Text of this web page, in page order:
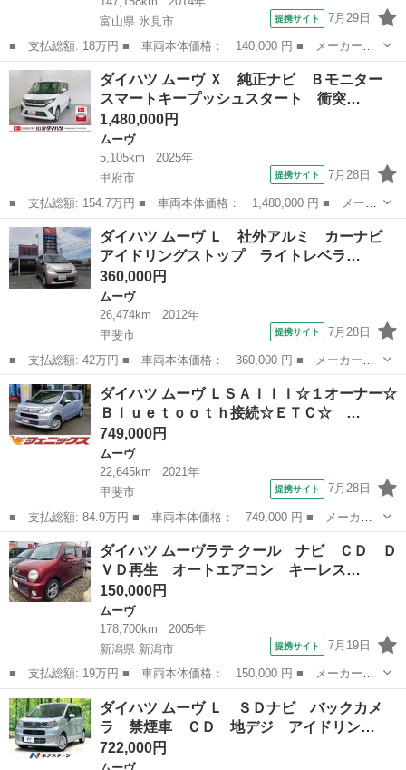
富山県 氷見市
提携サイト 7月29日
■ 支払総額: 18万円 ■ 車両本体価格： 140,000 円 ■ メーカー
名： ダイハツ ■ 車種名： ムーヴ ■ グレード名： Ｘ スマー
トキー プッシュスタート ■ 排気量： 660cc ■ ドア枚数： 5D
■ ...
富山 氷見市 ムーヴ
ダイハツ ムーヴ Ｘ 純正ナビ Ｂモニター
スマートキープッシュスタート 衝突…
1,480,000円
ムーヴ
5,105km
2025年
甲府市
提携サイト 7月28日
■ 支払総額: 154.7万円 ■ 車両本体価格： 1,480,000 円 ■ メーカ
ー名： ダイハツ ■ 車種名： ムーヴ ■ グレード名： Ｘ 純正
ナビ Ｂモニター スマートキープッシュスタート 衝突軽減システ
ム キー...
山梨 甲府市 ムーヴ
ダイハツ ムーヴ Ｌ 社外アルミ カーナビ
アイドリングストップ ライトレベラ…
360,000円
ムーヴ
26,474km
2012年
甲斐市
提携サイト 7月28日
■ 支払総額: 42万円 ■ 車両本体価格： 360,000 円 ■ メーカー
名： ダイハツ ■ 車種名： ムーヴ ■ グレード名： Ｌ 社外ア
ルミ カーナビ アイドリングストップ ライトレベライザー オー
トエアコン ベン...
山梨 甲斐市 ムーヴ
ダイハツ ムーヴ ＬＳＡＩＩＩ☆１オーナー☆
Ｂｌｕｅｔｏｏｔｈ接続☆ＥＴＣ☆ …
749,000円
ムーヴ
22,645km
2021年
甲斐市
提携サイト 7月28日
■ 支払総額: 84.9万円 ■ 車両本体価格： 749,000 円 ■ メーカー
名： ダイハツ ■ 車種名： ムーヴ ■ グレード名： ＬＳＡＩＩ
Ｉ☆１オーナー☆Ｂｌｕｅｔｏｏｔｈ接続☆ＥＴＣ☆ ☆ワンオーナ
ー☆スマート...
山梨 甲斐市 ムーヴ
ダイハツ ムーヴラテ クール ナビ ＣＤ Ｄ
ＶＤ再生 オートエアコン キーレス…
150,000円
ムーヴ
178,700km
2005年
新潟県 新潟市
提携サイト 7月19日
■ 支払総額: 19万円 ■ 車両本体価格： 150,000 円 ■ メーカー
名： ダイハツ ■ 車種名： ムーヴラテ ■ グレード名： クー
ル ナビ ＣＤ ＤＶＤ再生 オートエアコン キーレスエントリ
ー アルミ ベンチシ...
新潟 新潟市 ムーヴ
ダイハツ ムーヴ Ｌ ＳＤナビ バックカメ
ラ 禁煙車 ＣＤ 地デジ アイドリン…
722,000円